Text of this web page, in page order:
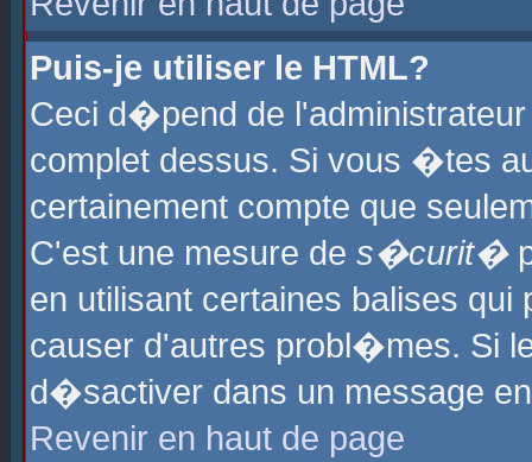
Puis-je utiliser le HTML?
Ceci d�pend de
complet dessus. Si vous �tes
certainement compte que
C'est une mesure de s�curit�
en utilisant certaines balises
causer d'autres probl�mes. Si
d�sactiver dans un message
Revenir en haut de page